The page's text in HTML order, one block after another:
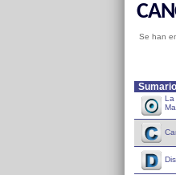
Se han
Sumario
La